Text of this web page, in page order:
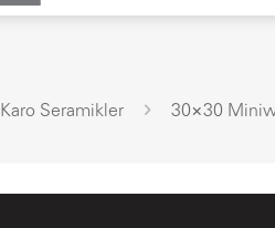
Karo Seramikler 30×30